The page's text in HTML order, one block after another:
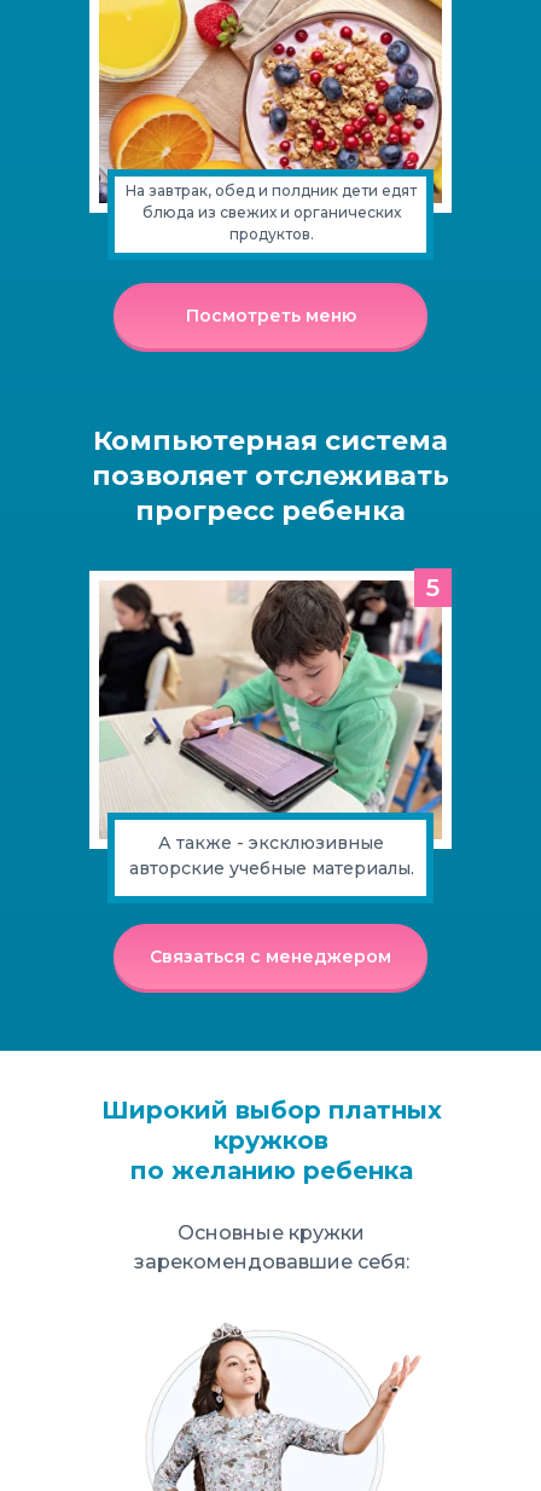
Компьютерная система
позволяет отслеживать
прогресс ребенка
На завтрак, обед и полдник дети едят
блюда из свежих и органических
продуктов.
А также - эксклюзивные
авторские учебные материалы.
5
Посмотреть меню
Связаться с менеджером
Широкий выбор платных
кружков
по желанию ребенка
Основные кружки
зарекомендовавшие себя: